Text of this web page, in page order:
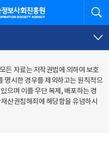
흥원
든 자료는 저작권법에 의하여 보호
명시한 경우를 제외하고는 원칙적으
으며 이를 무단 복제, 배포하는 경
산권침해죄에 해당함을 유념하시